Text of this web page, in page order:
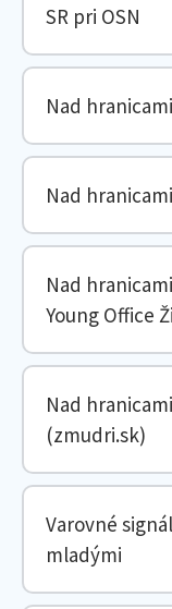
SR pri OSN
Nad
Nad
Nad
Young Office
Nad
(zmudri.sk)
Varovné
mladými